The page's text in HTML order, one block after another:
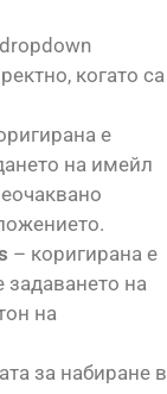
когато са
е
на имейл
– коригирана е
задаването на
на
за набиране в